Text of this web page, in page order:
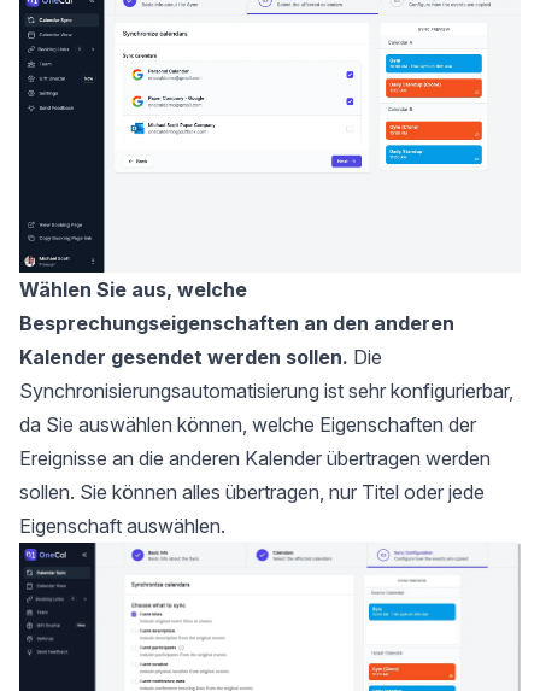
Wählen Sie aus, welche
Besprechungseigenschaften an den anderen
Kalender gesendet werden sollen. Die
Synchronisierungsautomatisierung ist sehr konfigurierbar,
da Sie auswählen können, welche Eigenschaften der
Ereignisse an die anderen Kalender übertragen werden
sollen. Sie können alles übertragen, nur Titel oder jede
Eigenschaft auswählen.